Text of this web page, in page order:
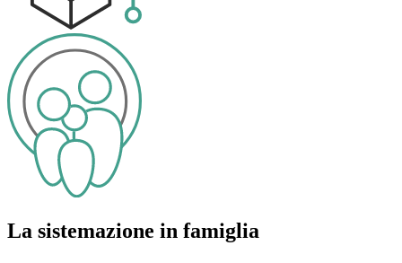
La sistemazione in famiglia